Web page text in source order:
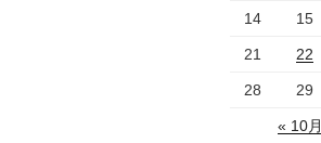
14 15
21 22
28 29
« 10月